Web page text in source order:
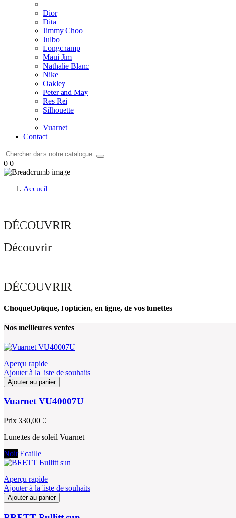
Dior
Dita
Jimmy Choo
Julbo
Longchamp
Maui Jim
Nathalie Blanc
Nike
Oakley
Peter and May
Res Rei
Silhouette
Vuarnet
Contact
0 0
Accueil
DÉCOUVRIR
Découvrir
DÉCOUVRIR
ChoqueOptique, l'opticien, en ligne, de vos lunettes
Nos meilleures ventes
Aperçu rapide
Ajouter à la liste de souhaits
Ajouter au panier
Vuarnet VU40007U
Prix 330,00 €
Lunettes de soleil Vuarnet
Noir Ecaille
Aperçu rapide
Ajouter à la liste de souhaits
Ajouter au panier